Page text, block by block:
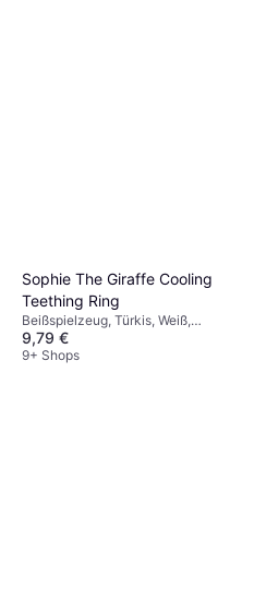
Sophie The Giraffe Cooling
Teething Ring
Beißspielzeug, Türkis, Weiß,
Material: Kunststoff
9,79 €
9+ Shops